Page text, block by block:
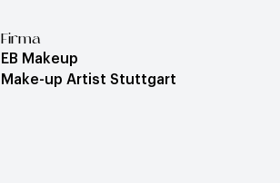
Firma
EB Makeup
Make-up Artist Stuttgart